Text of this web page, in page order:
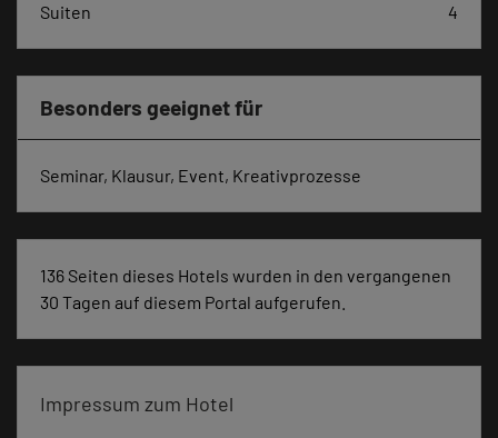
Suiten
4
Besonders geeignet für
Seminar, Klausur, Event, Kreativprozesse
136 Seiten dieses Hotels wurden in den vergangenen
30 Tagen auf diesem Portal aufgerufen.
Impressum zum Hotel